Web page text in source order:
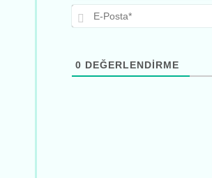
0 DEĞERLENDIRME